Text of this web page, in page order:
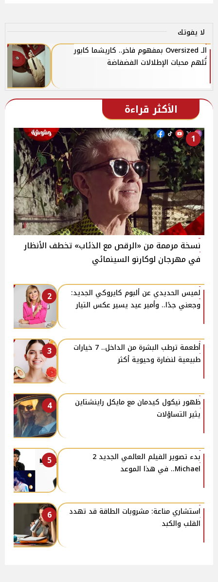
لا يفوتك
الـ Oversized بمفهوم فاخر.. كاريشما كابور
تُلهم محبات الإطلالات الفضفاضة
الأكثر قراءة
1
نسخة مرممة من «الرقص مع الذئاب» تخطف الأنظار
في مهرجان لوكارنو السينمائي
2
لميس الحديدي عن ألبوم كايروكي الجديد:
وجعني جدًا.. وأمير عيد يسير عكس التيار
3
أطعمة ترطب البشرة من الداخل.. 7 خيارات
طبيعية لنضارة وحيوية أكثر
4
ظهور نيكول كيدمان مع مايكل راينشتاين
يثير التساؤلات
5
بدء تصوير الفيلم العالمي الجديد 2
Michael.. في هذا الموعد
6
استشاري مناعة: مشروبات الطاقة قد تهدد
القلب والكبد